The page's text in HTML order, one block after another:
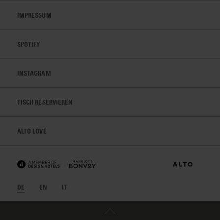
IMPRESSUM
SPOTIFY
INSTAGRAM
TISCH RESERVIEREN
ALTO LOVE
DE EN IT